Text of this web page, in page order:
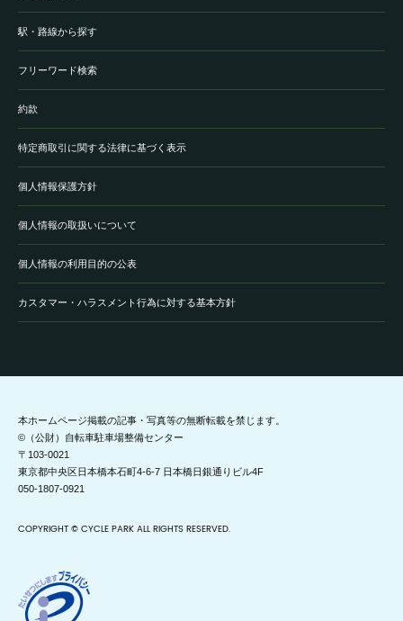
駅・路線から探す
フリーワード検索
約款
特定商取引に関する法律に基づく表示
個人情報保護方針
個人情報の取扱いについて
個人情報の利用目的の公表
カスタマー・ハラスメント行為に対する基本方針
本ホームページ掲載の記事・写真等の無断転載を禁じます。
©（公財）自転車駐車場整備センター
〒103-0021
東京都中央区日本橋本石町4-6-7 日本橋日銀通りビル4F
050-1807-0921
COPYRIGHT © CYCLE PARK ALL RIGHTS RESERVED.